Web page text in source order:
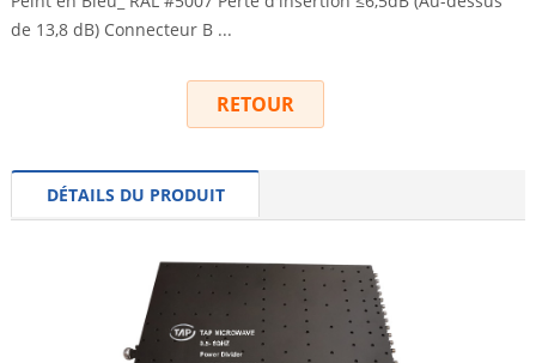
de 13,8 dB) Connecteur B ...
RETOUR
DÉTAILS DU PRODUIT